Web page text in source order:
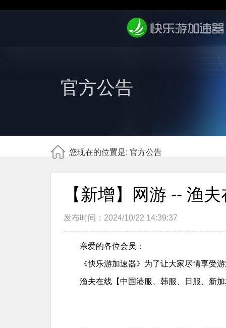
官方公告
您现在的位置是: 官方公告
【新增】网游 -- 渔
发布时间：2024/10/22 14:39:37
亲爱的各位会员：
《快乐游加速器》为了让大家尽情享受
渔夫在线【中国港服、韩服、日服、新